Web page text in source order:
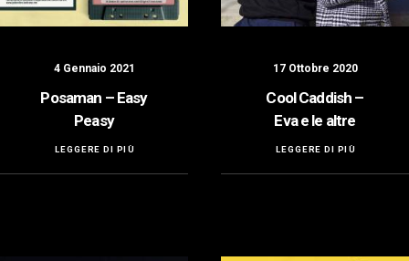
4 Gennaio 2021
Posaman – Easy
Peasy
LEGGERE DI PIÙ
17 Ottobre 2020
Cool Caddish –
Eva e le altre
LEGGERE DI PIÙ